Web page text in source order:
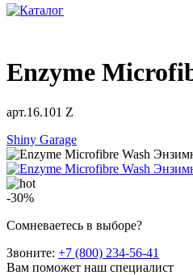
Enzyme
арт.16.101 Z
Shiny Garage
-30%
Сомневаетесь в выборе?
Звоните: +7 (800) 234-56-41
Вам поможет наш специалист